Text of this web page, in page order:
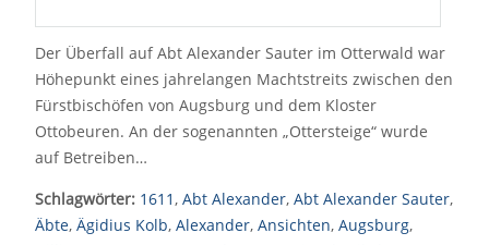
Der Überfall auf Abt Alexander Sauter im Otterwald war
Höhepunkt eines jahrelangen Machtstreits zwischen den
Fürstbischöfen von Augsburg und dem Kloster
Ottobeuren. An der sogenannten „Ottersteige“ wurde
auf Betreiben…
Schlagwörter: 1611, Abt Alexander, Abt Alexander Sauter,
Äbte, Ägidius Kolb, Alexander, Ansichten, Augsburg,